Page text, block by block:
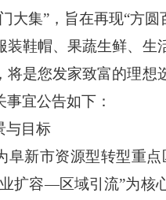
大集” ，旨在再现“方圆
装鞋帽、果蔬生鲜、生
将是您发家致富的理
事宜公告如下：
与目标
阜新市资源型转型重
扩容—区域引流”为核